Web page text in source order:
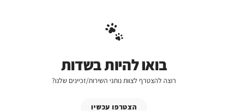
בואו להיות בשדות
רוצה להצטרף לצוות נותני השירות/זכיינים שלנו?
הצטרפו עכשיו